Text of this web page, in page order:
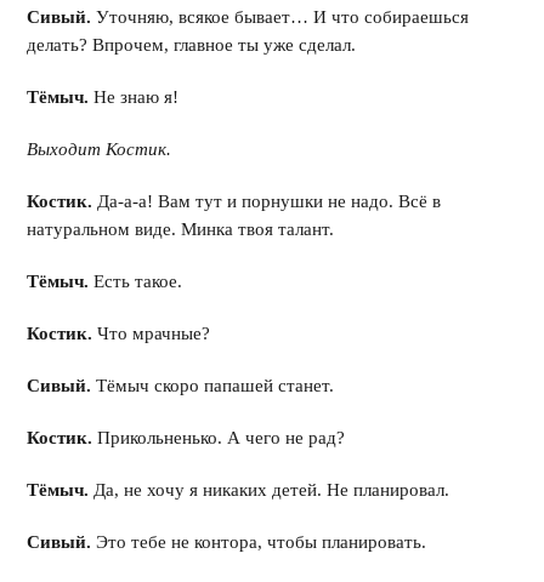
Сивый. Уточняю, всякое бывает… И что собираешься
делать? Впрочем, главное ты уже сделал.
Тёмыч. Не знаю я!
Выходит Костик.
Костик. Да-а-а! Вам тут и порнушки не надо. Всё в
натуральном виде. Минка твоя талант.
Тёмыч. Есть такое.
Костик.Что мрачные?
Сивый. Тёмыч скоро папашей станет.
Костик.Прикольненько. А чего не рад?
Тёмыч. Да, не хочу я никаких детей. Не планировал.
Сивый. Это тебе не контора, чтобы планировать.